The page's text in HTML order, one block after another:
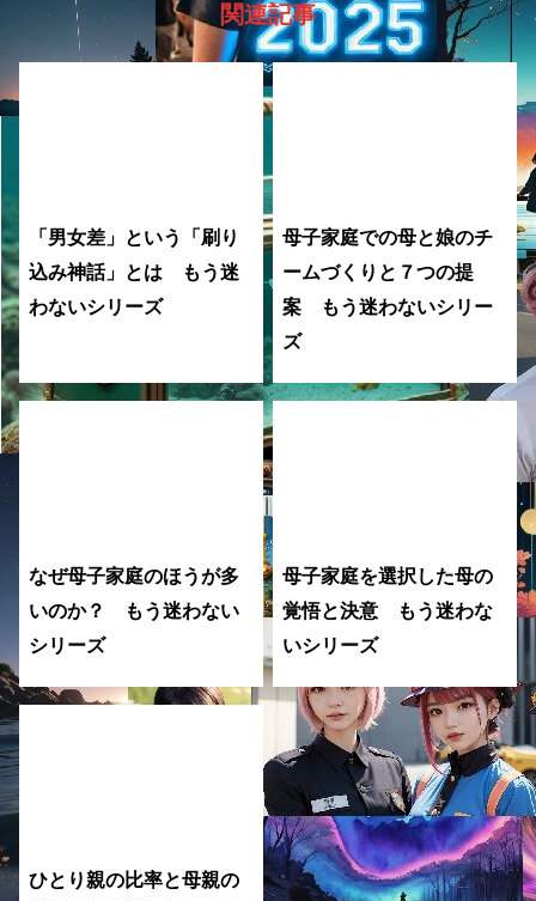
関連記事
「男女差」という「刷り
込み神話」とは もう迷
わないシリーズ
母子家庭での母と娘のチ
ームづくりと７つの提
案 もう迷わないシリー
ズ
なぜ母子家庭のほうが多
いのか？ もう迷わない
シリーズ
母子家庭を選択した母の
覚悟と決意 もう迷わな
いシリーズ
ひとり親の比率と母親の